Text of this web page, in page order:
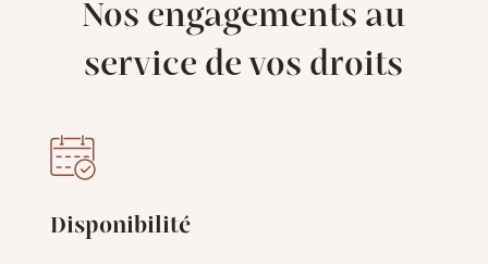
Nos engagements au
service de vos droits
Disponibilité